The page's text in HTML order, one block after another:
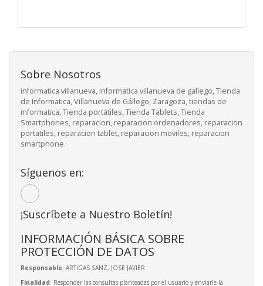
Sobre Nosotros
informatica villanueva, informatica villanueva de gallego, Tienda
de Informatica, Villanueva de Gállego, Zaragoza, tiendas de
informatica, Tienda portátiles, Tienda Tablets, Tienda
Smartphones, reparacion, reparacion ordenadores, reparacion
portatiles, reparacion tablet, reparacion moviles, reparacion
smartphone.
Síguenos en:
¡Suscríbete a Nuestro Boletín!
INFORMACIÓN BÁSICA SOBRE
PROTECCIÓN DE DATOS
Responsable: ARTIGAS SANZ, JOSE JAVIER
Finalidad: Responder las consultas planteadas por el usuario y enviarle la